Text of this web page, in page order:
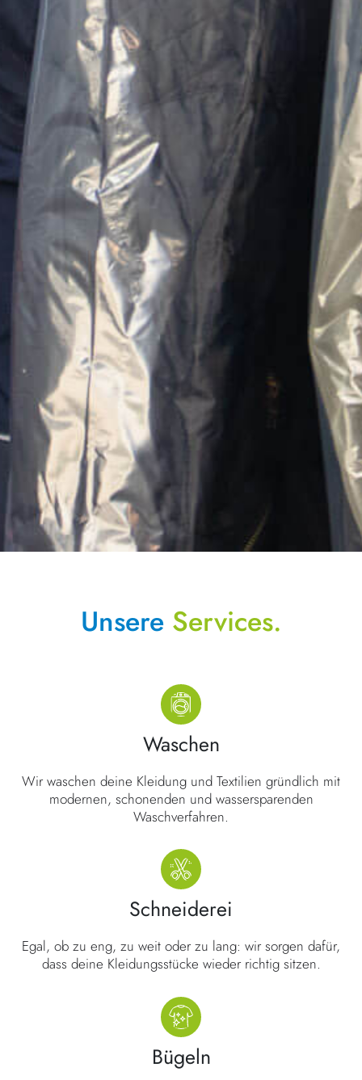
Unsere Services.
Waschen
Wir waschen deine Kleidung und Textilien gründlich mit
modernen, schonenden und wassersparenden
Waschverfahren.
Schneiderei
Egal, ob zu eng, zu weit oder zu lang: wir sorgen dafür,
dass deine Kleidungsstücke wieder richtig sitzen.
Bügeln